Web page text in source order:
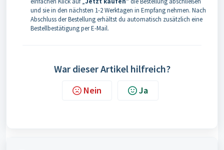
und sie in den nächsten 1-2 Werktagen in Empfang nehmen. Nach
Abschluss der Bestellung erhältst du automatisch zusätzlich eine
Bestellbestätigung per E-Mail.
War dieser Artikel hilfreich?
Nein Ja